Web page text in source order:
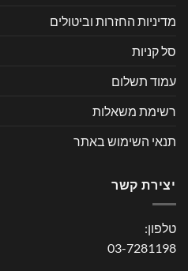
מדיניות החזרות וביטולים
סל קניות
עמוד תשלום
רשימת משאלות
תנאי השימוש באתר
יצירת קשר
טלפון:
03-7281198